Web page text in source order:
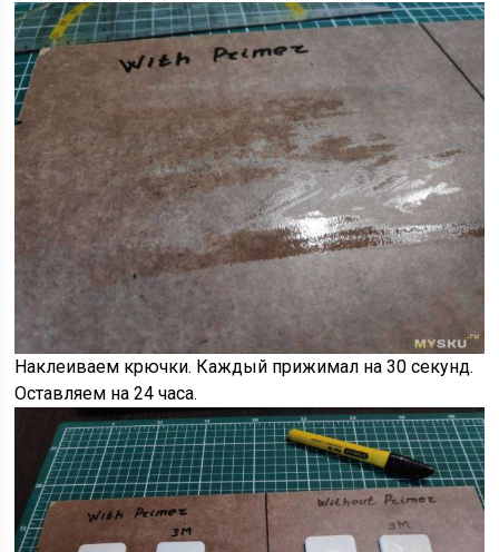
Наклеиваем крючки. Каждый прижимал на 30 секунд.
Оставляем на 24 часа.